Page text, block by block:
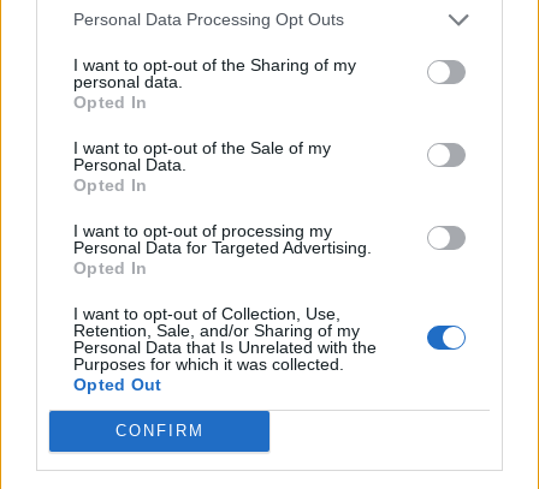
Personal Data Processing Opt Outs
I want to opt-out of the Sharing of my
personal data.
Opted In
I want to opt-out of the Sale of my
Personal Data.
Opted In
I want to opt-out of processing my
Personal Data for Targeted Advertising.
Opted In
I want to opt-out of Collection, Use,
Retention, Sale, and/or Sharing of my
Personal Data that Is Unrelated with the
Purposes for which it was collected.
Opted Out
CONFIRM
Staran luetuimmat
1
MATKAILU